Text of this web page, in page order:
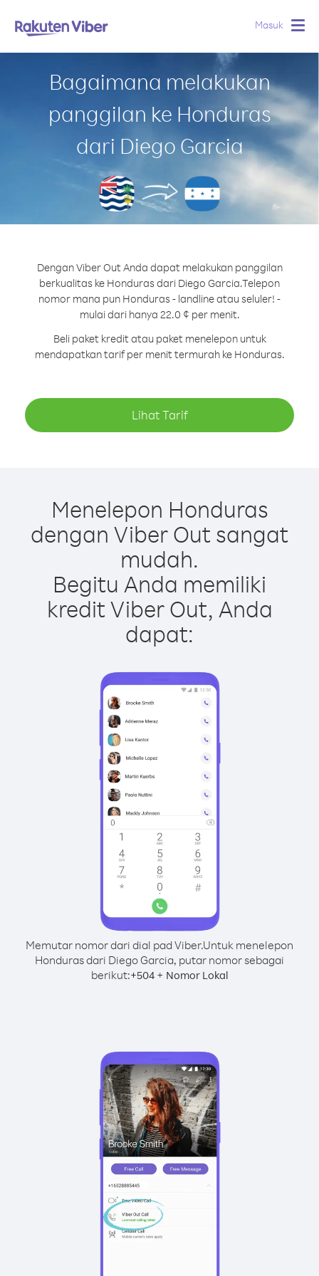
Masuk
Bagaimana melakukan
panggilan ke Honduras
dari Diego Garcia
Dengan Viber Out Anda dapat melakukan panggilan
berkualitas ke Honduras dari Diego Garcia.Telepon
nomor mana pun Honduras - landline atau seluler! -
mulai dari hanya 22.0 ¢ per menit.
Beli paket kredit atau paket menelepon untuk
mendapatkan tarif per menit termurah ke Honduras.
Lihat Tarif
Menelepon Honduras
dengan Viber Out sangat
mudah.
Begitu Anda memiliki
kredit Viber Out, Anda
dapat:
Memutar nomor dari dial pad Viber.Untuk menelepon
Honduras dari Diego Garcia, putar nomor sebagai
berikut:+504+ Nomor Lokal